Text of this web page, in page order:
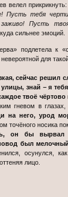
велел прикрикнуть:
Пусть тебя
Пусть
сильнее эмоций.
для
сейчас решил
знай – я
твоё
гневом в глазах,
на него, урод
точёного носика
он бы вырвал
был
осунулся,
лицо.